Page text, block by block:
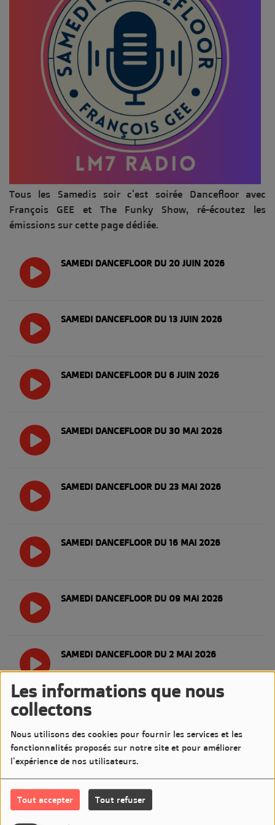
Les informations que nous
collectons
Nous utilisons des cookies pour fournir les services et les
fonctionnalités proposés sur notre site et pour améliorer
l'expérience de nos utilisateurs.
Tout accepter Tout refuser
Tous les Samedis soir c'est soirée Dancefloor avec
François GEE et The Funky Show, ré-écoutez les
émissions sur cette page dédiée.
SAMEDI DANCEFLOOR DU 20 JUIN 2026
SAMEDI DANCEFLOOR DU 13 JUIN 2026
SAMEDI DANCEFLOOR DU 6 JUIN 2026
SAMEDI DANCEFLOOR DU 30 MAI 2026
SAMEDI DANCEFLOOR DU 23 MAI 2026
SAMEDI DANCEFLOOR DU 16 MAI 2026
SAMEDI DANCEFLOOR DU 09 MAI 2026
SAMEDI DANCEFLOOR DU 2 MAI 2026
SAMEDI DANCEFLOOR DU 25 AVRIL 2026
SAMEDI DANCEFLOOR DU 18 AVRIL 2026
SAMEDI DANCEFLOOR DU 11 AVRIL 2026